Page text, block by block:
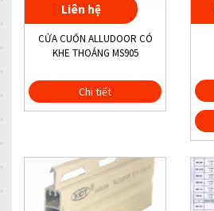
Liên hệ
CỬA CUỐN ALLUDOOR CÓ
KHE THOÁNG MS905
Chi tiết